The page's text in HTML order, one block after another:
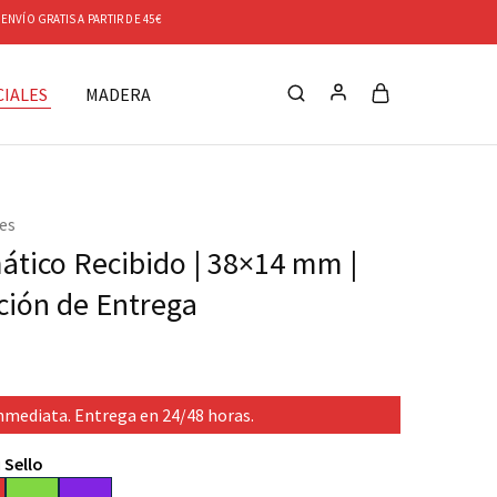
GRATIS A PARTIR DE 45€
MADERA
Recibido | 38×14 mm |
de Entrega
Entrega en 24/48 horas.
Sello